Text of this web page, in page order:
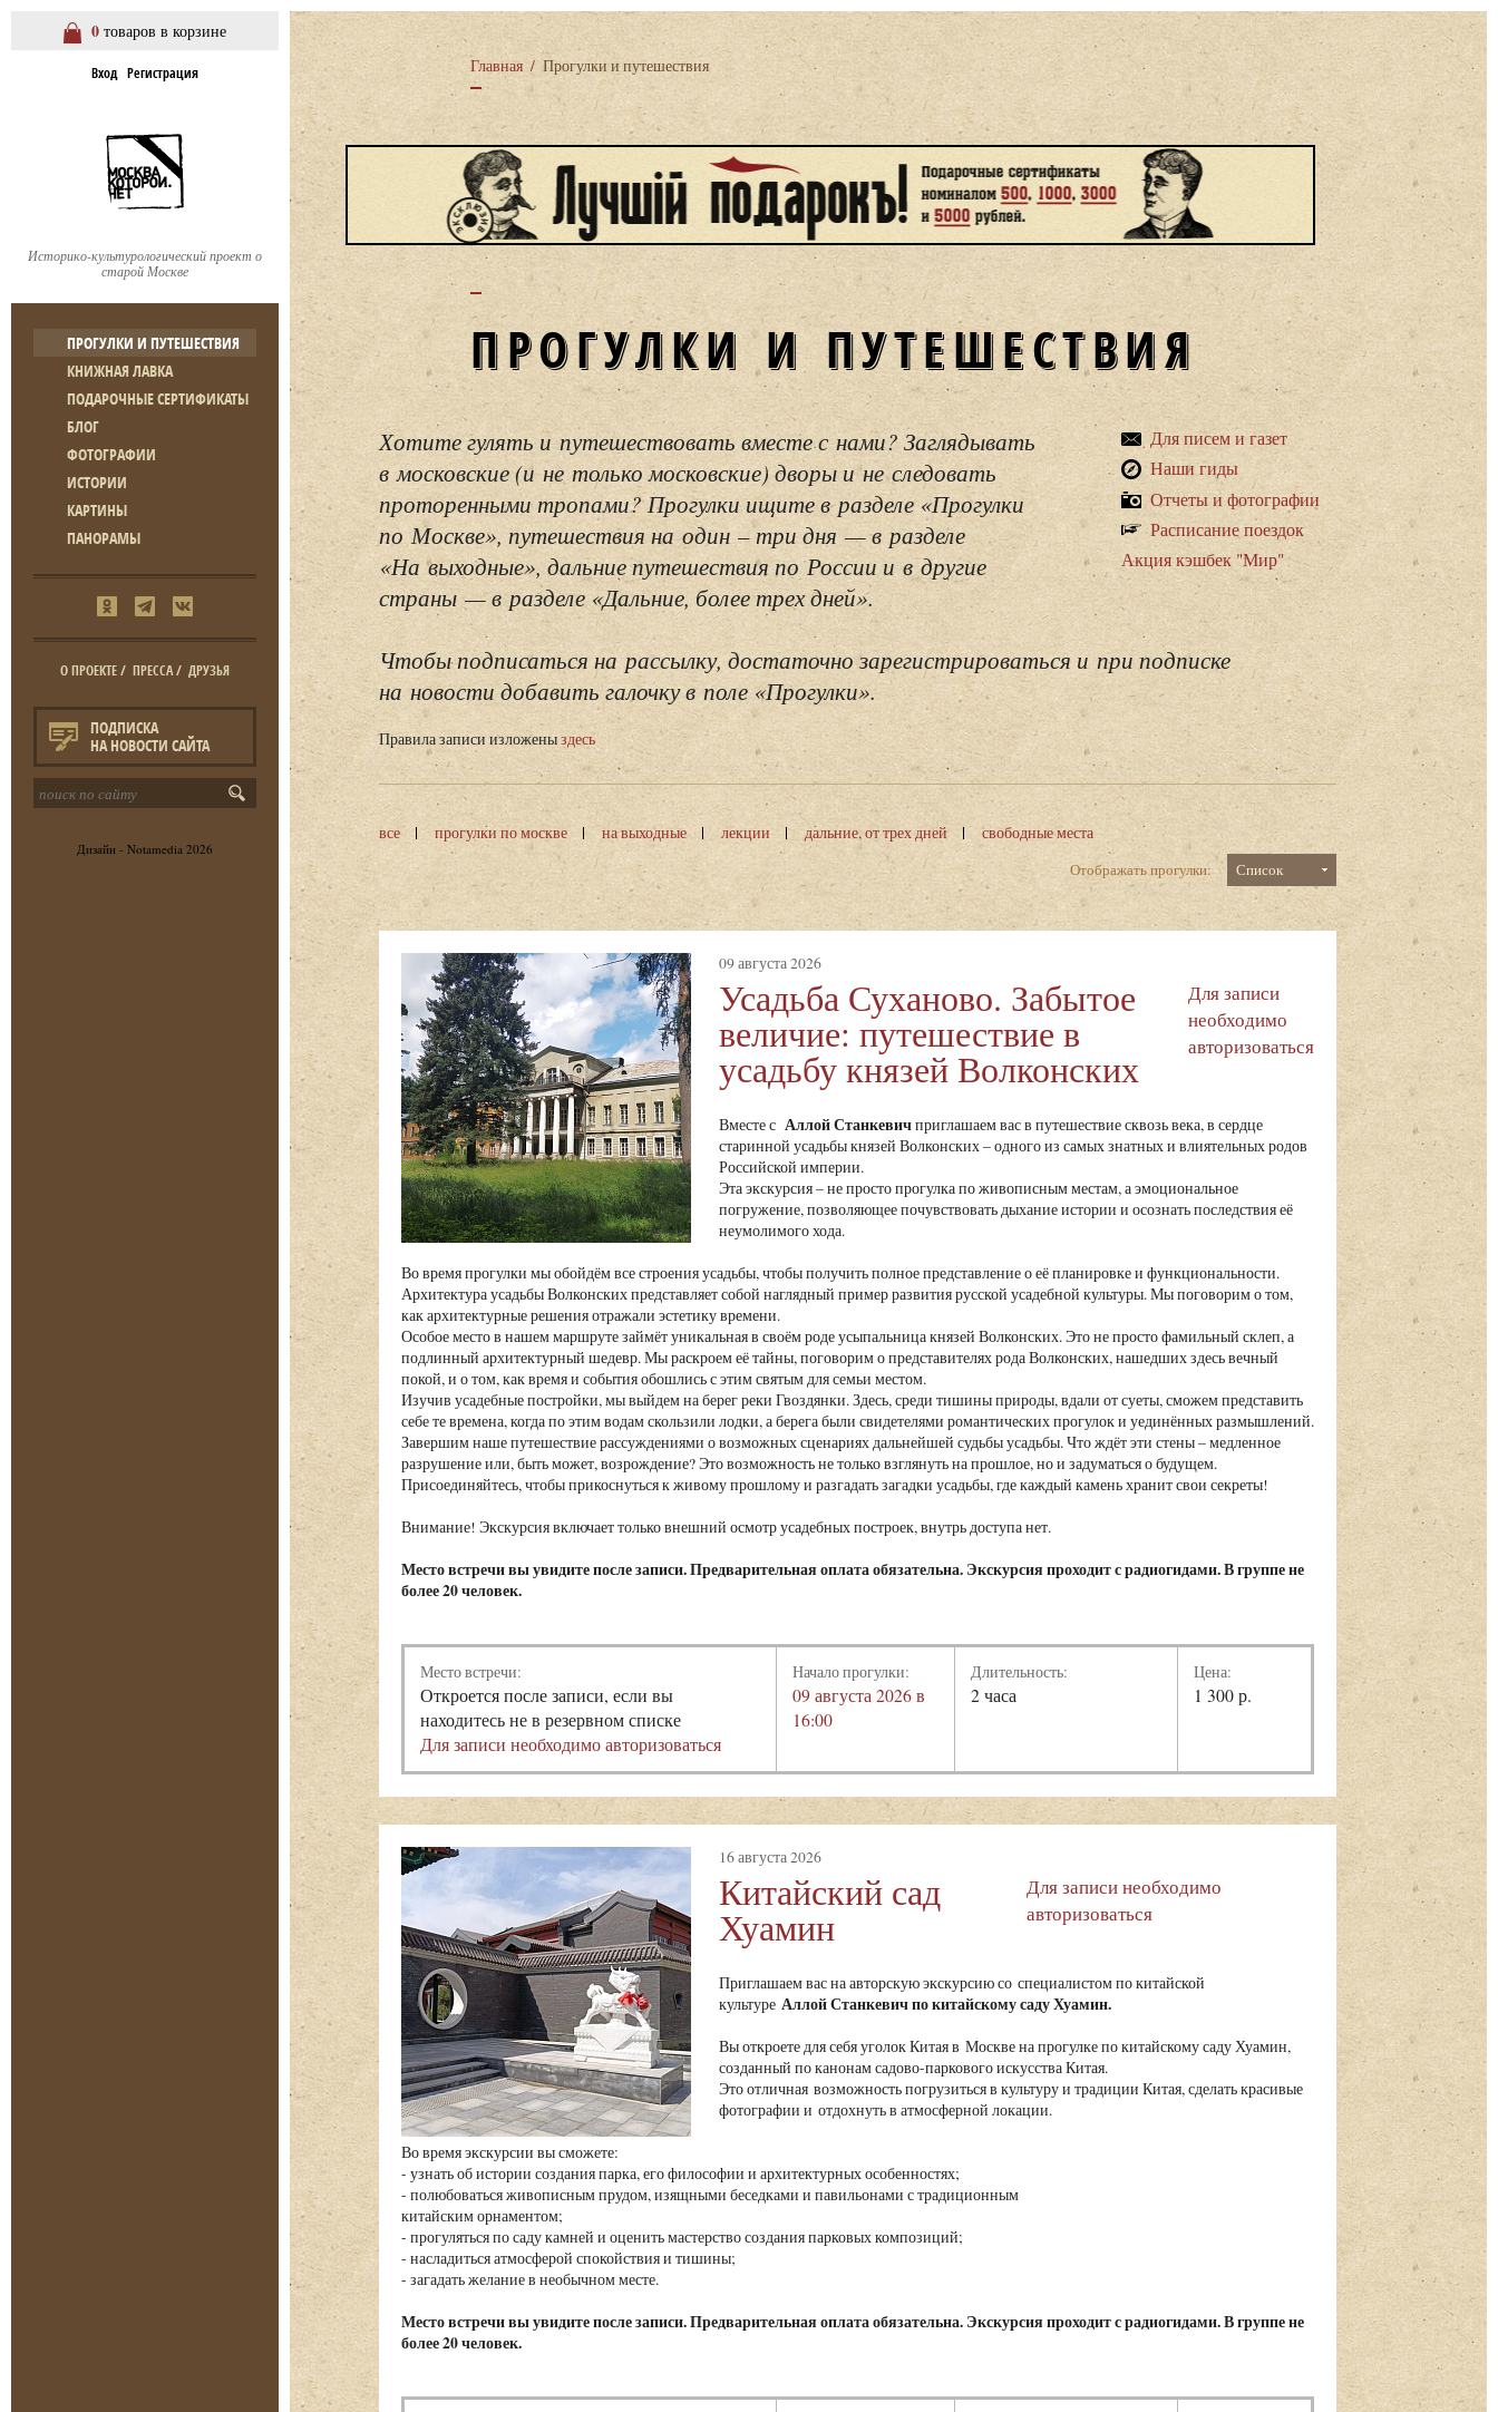
0 товаров в корзине
Вход Регистрация
Историко-культурологический проект о
старой Москве
ПРОГУЛКИ И ПУТЕШЕСТВИЯ
КНИЖНАЯ ЛАВКА
ПОДАРОЧНЫЕ СЕРТИФИКАТЫ
БЛОГ
ФОТОГРАФИИ
ИСТОРИИ
КАРТИНЫ
ПАНОРАМЫ
О ПРОЕКТЕ/ ПРЕССА/ ДРУЗЬЯ
ПОДПИСКА
НА НОВОСТИ САЙТА
Дизайн - Notamedia 2026
Главная / Прогулки и путешествия
ПРОГУЛКИ И ПУТЕШЕСТВИЯ
Для писем и газет
Наши гиды
Отчеты и фотографии
Расписание поездок
Акция кэшбек "Мир"
Хотите гулять и путешествовать вместе с нами? Заглядывать
в московские (и не только московские) дворы и не следовать
проторенными тропами? Прогулки ищите в разделе «Прогулки
по Москве», путешествия на один – три дня — в разделе
«На выходные», дальние путешествия по России и в другие
страны — в разделе «Дальние, более трех дней».
Чтобы подписаться на рассылку, достаточно зарегистрироваться и при подписке
на новости добавить галочку в поле «Прогулки».
Правила записи изложеныздесь
все прогулки по москве на выходные лекции дальние, от трех дней
свободные места
Отображать прогулки:
Список
09 августа 2026
Усадьба Суханово. Забытое
величие: путешествие в
усадьбу князей Волконских
Для записи
необходимо
авторизоваться
Вместе с Аллой Станкевичприглашаем вас в путешествие сквозь века, в сердце
старинной усадьбы князей Волконских – одного из самых знатных и влиятельных родов
Российской империи.
Эта экскурсия – не просто прогулка по живописным местам, а эмоциональное
погружение, позволяющее почувствовать дыхание истории и осознать последствия её
неумолимого хода.
Во время прогулки мы обойдём все строения усадьбы, чтобы получить полное представление о её планировке и функциональности.
Архитектура усадьбы Волконских представляет собой наглядный пример развития русской усадебной культуры. Мы поговорим о том,
как архитектурные решения отражали эстетику времени.
Особое место в нашем маршруте займёт уникальная в своём роде усыпальница князей Волконских. Это не просто фамильный склеп, а
подлинный архитектурный шедевр. Мы раскроем её тайны, поговорим о представителях рода Волконских, нашедших здесь вечный
покой, и о том, как время и события обошлись с этим святым для семьи местом.
Изучив усадебные постройки, мы выйдем на берег реки Гвоздянки. Здесь, среди тишины природы, вдали от суеты, сможем представить
себе те времена, когда по этим водам скользили лодки, а берега были свидетелями романтических прогулок и уединённых размышлений.
Завершим наше путешествие рассуждениями о возможных сценариях дальнейшей судьбы усадьбы. Что ждёт эти стены – медленное
разрушение или, быть может, возрождение? Это возможность не только взглянуть на прошлое, но и задуматься о будущем.
Присоединяйтесь, чтобы прикоснуться к живому прошлому и разгадать загадки усадьбы, где каждый камень хранит свои секреты!
Внимание! Экскурсия включает только внешний осмотр усадебных построек, внутрь доступа нет.
Место встречи вы увидите после записи. Предварительная оплата обязательна. Экскурсия проходит с радиогидами. В группе не
более 20 человек.
Место встречи:
Откроется после записи, если вы
находитесь не в резервном списке
Для записи необходимо авторизоваться
Начало прогулки:
09 августа 2026 в
16:00
Длительность:
2 часа
Цена:
1 300 р.
16 августа 2026
Китайский сад
Хуамин
Для записи необходимо
авторизоваться
Приглашаем вас на авторскую экскурсию со специалистом по китайской
культуре Аллой Станкевичпо китайскому саду Хуамин.
Вы откроете для себя уголок Китая в Москве на прогулке по китайскому саду Хуамин,
созданный по канонам садово-паркового искусства Китая.
Это отличная возможность погрузиться в культуру и традиции Китая, сделать красивые
фотографии и отдохнуть в атмосферной локации.
Во время экскурсии вы сможете:
- узнать об истории создания парка, его философии и архитектурных особенностях;
- полюбоваться живописным прудом, изящными беседками и павильонами с традиционным
китайским орнаментом;
- прогуляться по саду камней и оценить мастерство создания парковых композиций;
- насладиться атмосферой спокойствия и тишины;
- загадать желание в необычном месте.
Место встречи вы увидите после записи. Предварительная оплата обязательна. Экскурсия проходит с радиогидами. В группе не
более 20 человек.